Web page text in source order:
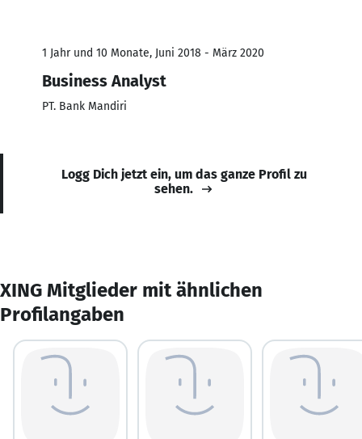
1 Jahr und 10 Monate, Juni 2018 - März 2020
Business Analyst
PT. Bank Mandiri
Logg Dich jetzt ein, um das ganze Profil zu
sehen.
XING Mitglieder mit ähnlichen
Profilangaben